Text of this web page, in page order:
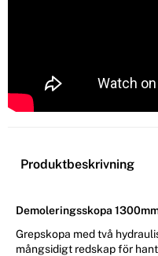
Produktbeskrivning
Demoleringsskopa
Grepskopa med två
mångsidigt redskap för